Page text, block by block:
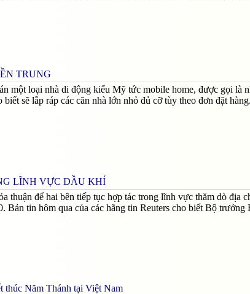
TRUNG
một loại nhà di động kiểu Mỹ tức mobile home, được gọi là
sẽ lắp ráp các căn nhà lớn nhỏ đủ cỡ tùy theo đơn đặt
LĨNH VỰC DẦU KHÍ
để hai bên tiếp tục hợp tác trong lĩnh vực thăm dò địa
tin hôm qua của các hãng tin Reuters cho biết Bộ
Năm Thánh tại Việt Nam